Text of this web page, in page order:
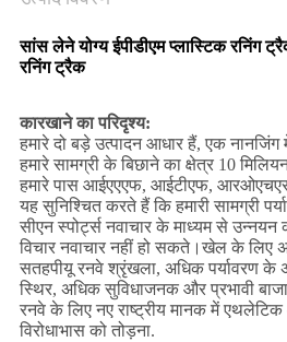
सांस लेने योग्य ईपीडीएम प्लास्टिक रनिंग
रनिंग ट्रैक
कारखाने का परिदृश्य:
हमारे दो बड़े उत्पादन आधार हैं, एक
हमारे सामग्री के बिछाने का क्षेत्र 10
हमारे पास आईएएएफ, आईटीएफ,
यह सुनिश्चित करते हैं कि हमारी सामग्री
सीएन स्पोर्ट्स नवाचार के माध्यम से
विचार नवाचार नहीं हो सकते।खेल के लिए
सतहपीयू रनवे श्रृंखला, अधिक पर्यावरण
स्थिर, अधिक सुविधाजनक और प्रभावी
रनवे के लिए नए राष्ट्रीय मानक में
विरोधाभास को तोड़ना.